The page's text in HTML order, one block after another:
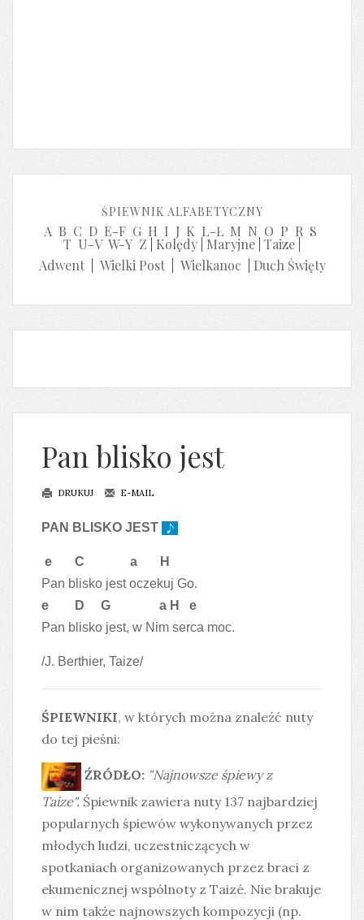
ŚPIEWNIK ALFABETYCZNY
A B C D E-F G H I J K L-Ł M N O P R S
T U-V W-Y Z Kolędy Maryjne Taize
Adwent| Wielki Post| Wielkanoc Duch Święty
Pan blisko jest
DRUKUJ E-MAIL
PAN BLISKO JEST
e C a H
Pan blisko jest oczekuj Go.
e D G a H e
Pan blisko jest, w Nim serca moc.
/J. Berthier, Taize/
ŚPIEWNIKI, w których można znaleźć nuty
do tej pieśni:
ŹRÓDŁO: "Najnowsze śpiewy z
Taize". Śpiewnik zawiera nuty 137 najbardziej
popularnych śpiewów wykonywanych przez
młodych ludzi, uczestniczących w
spotkaniach organizowanych przez braci z
ekumenicznej wspólnoty z Taizé. Nie brakuje
w nim także najnowszych kompozycji (np.